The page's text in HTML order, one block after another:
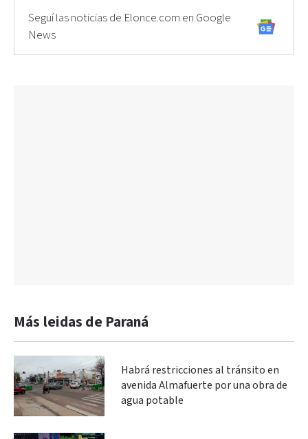
Seguí las noticias de Elonce.com en Google
News
Más leidas de Paraná
Habrá restricciones al tránsito en
avenida Almafuerte por una obra de
agua potable